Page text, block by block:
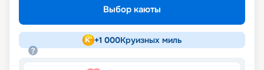
Выбор каюты
+1 000Круизных миль